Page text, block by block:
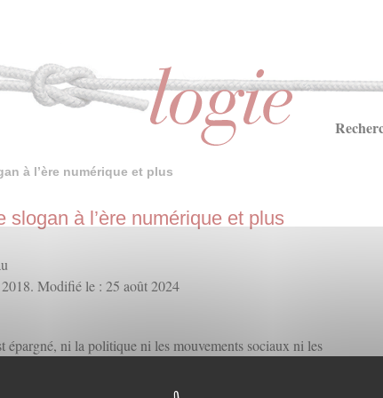
à l’ère numérique et plus
slogan à l’ère numérique et plus
Modifié le : 25 août 2024
épargné, ni la politique ni les mouvements sociaux ni les
ni surtout le commerce : le hashtag apparaît dans la raison
et services, jusqu’à la SCNF (#TGVpop).